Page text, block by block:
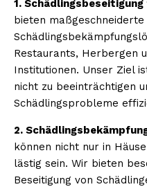
1.
bieten maßgeschneiderte
Restaurants, Herbergen
Institutionen. Unser Ziel
nicht zu beeinträchtigen
Schädlingsprobleme
2.
können nicht nur in
lästig sein. Wir bieten
Beseitigung von